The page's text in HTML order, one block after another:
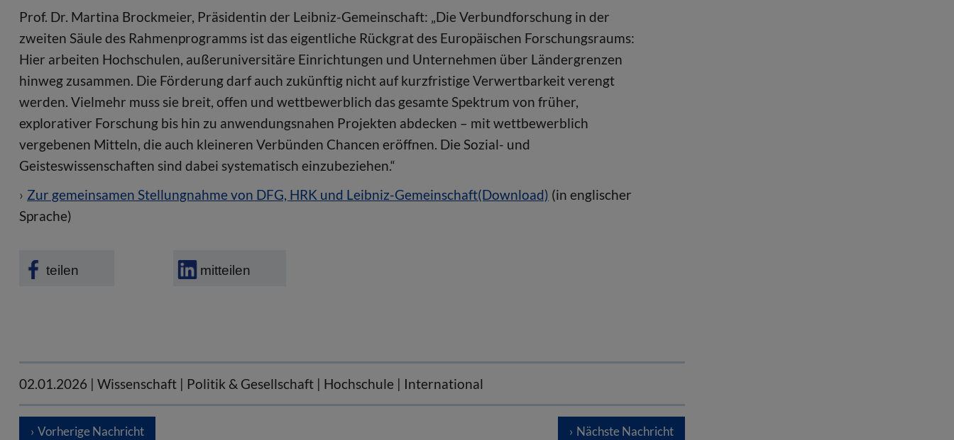
Prof. Dr. Martina Brockmeier, Präsidentin der Leibniz-Gemeinschaft: „Die Verbundforschung in der
zweiten Säule des Rahmenprogramms ist das eigentliche Rückgrat des Europäischen Forschungsraums:
Hier arbeiten Hochschulen, außeruniversitäre Einrichtungen und Unternehmen über Ländergrenzen
hinweg zusammen. Die Förderung darf auch zukünftig nicht auf kurzfristige Verwertbarkeit verengt
werden. Vielmehr muss sie breit, offen und wettbewerblich das gesamte Spektrum von früher,
explorativer Forschung bis hin zu anwendungsnahen Projekten abdecken – mit wettbewerblich
vergebenen Mitteln, die auch kleineren Verbünden Chancen eröffnen. Die Sozial- und
Geisteswissenschaften sind dabei systematisch einzubeziehen.“
Zur gemeinsamen Stellungnahme von DFG, HRK und Leibniz-Gemeinschaft(Download) (in englischer
Sprache)
teilen mitteilen
02.01.2026 | Wissenschaft | Politik & Gesellschaft | Hochschule | International
Vorherige Nachricht Nächste Nachricht